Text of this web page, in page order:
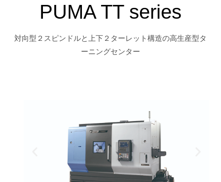
PUMA TT series
対向型２スピンドルと上下２ターレット構造の高生産型タ
ーニングセンター